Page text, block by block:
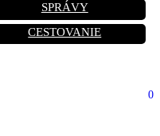
SPRÁVY
CESTOVANIE
0